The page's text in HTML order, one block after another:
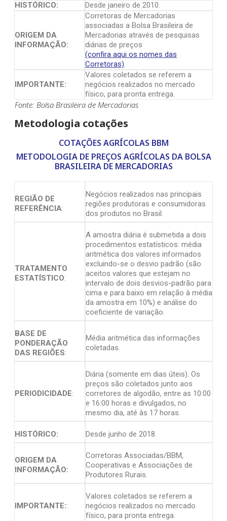
HISTÓRICO:
Desde janeiro de 2010.
ORIGEM DA
INFORMAÇÃO:
Corretoras de Mercadorias
associadas a Bolsa Brasileira de
Mercadorias através de pesquisas
diárias de preços
(confira aqui os nomes das
Corretoras).
IMPORTANTE:
Valores coletados se referem a
negócios realizados no mercado
físico, para pronta entrega.
Fonte: Bolsa Brasileira de Mercadorias
Metodologia cotações
COTAÇÕES AGRÍCOLAS BBM
METODOLOGIA DE PREÇOS AGRÍCOLAS DA BOLSA
BRASILEIRA DE MERCADORIAS
REGIÃO DE
REFERÊNCIA:
Negócios realizados nas principais
regiões produtoras e consumidoras
dos produtos no Brasil.
TRATAMENTO
ESTATÍSTICO:
A amostra diária é submetida a dois
procedimentos estatísticos: média
aritmética dos valores informados
excluindo-se o desvio padrão (são
aceitos valores que estejam no
intervalo de dois desvios-padrão para
cima e para baixo em relação à média
da amostra em 10%) e análise do
coeficiente de variação.
BASE DE
PONDERAÇÃO
DAS REGIÕES:
Média aritmética das informações
coletadas.
PERIODICIDADE:
Diária (somente em dias úteis). Os
preços são coletados junto aos
corretores de algodão, entre as 10:00
e 16:00 horas e divulgados, no
mesmo dia, até às 17 horas.
HISTÓRICO: Desde junho de 2018.
ORIGEM DA
INFORMAÇÃO:
Corretoras Associadas/BBM,
Cooperativas e Associações de
Produtores Rurais.
IMPORTANTE::
Valores coletados se referem a
negócios realizados no mercado
físico, para pronta entrega.